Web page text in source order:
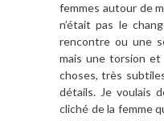
femmes autour de
n’était pas le
rencontre ou une
mais une torsion
choses, très
détails. Je voulais
cliché de la femme